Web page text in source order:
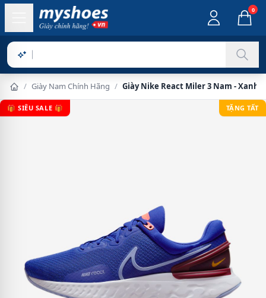
0
Sản phẩm
/ Giày Nam Chính Hãng / Giày Nike React Miler 3 Nam - Xanh
🎁 SIÊU SALE 🎁 TẶNG TẤT